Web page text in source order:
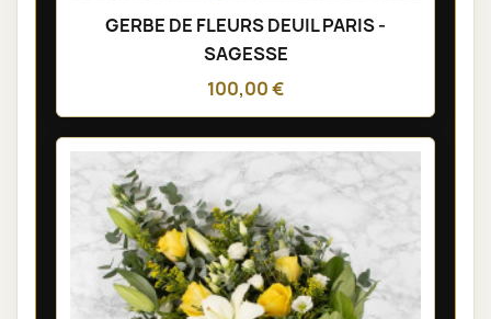
GERBE DE FLEURS DEUIL PARIS -
SAGESSE
100,00 €